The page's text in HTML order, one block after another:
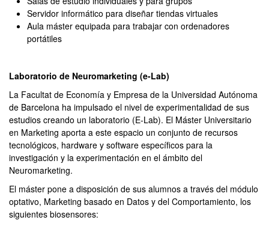
Servidor informático para diseñar tiendas virtuales
Aula máster equipada para trabajar con ordenadores
portátiles
Laboratorio de Neuromarketing (e-Lab)
La Facultat de Economía y Empresa de la Universidad Autónoma
de Barcelona ha impulsado el nivel de experimentalidad de sus
estudios creando un laboratorio (E-Lab). El Máster Universitario
en Marketing aporta a este espacio un conjunto de recursos
tecnológicos, hardware y software específicos para la
investigación y la experimentación en el ámbito del
Neuromarketing.
El máster pone a disposición de sus alumnos a través del módulo
optativo, Marketing basado en Datos y del Comportamiento, los
siguientes biosensores: